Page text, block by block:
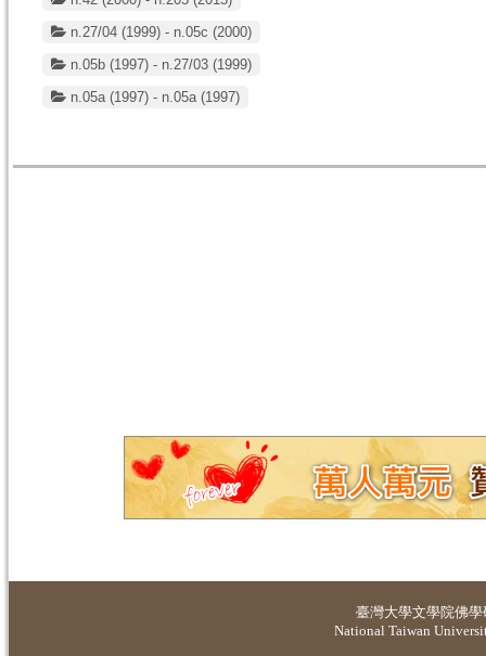
n.27/04 (1999) - n.05c (2000)
n.05b (1997) - n.27/03 (1999)
n.05a (1997) - n.05a (1997)
臺灣大學文學院佛
National Taiwan